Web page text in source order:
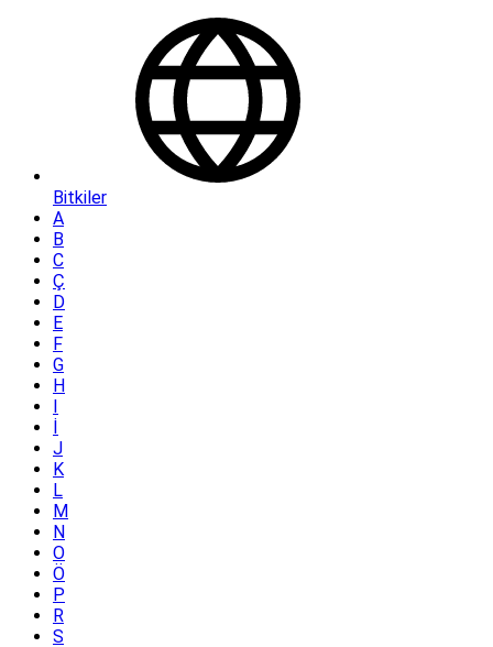
Bitkiler
A
B
C
Ç
D
E
F
G
H
I
İ
J
K
L
M
N
O
Ö
P
R
S